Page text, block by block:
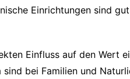
Einrichtungen sind
Einfluss auf den Wert
bei Familien und